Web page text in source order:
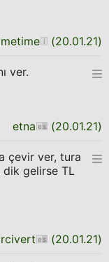
(20.01.21)
ver.
etna (20.01.21)
çevir ver, tura
gelirse TL
(20.01.21)